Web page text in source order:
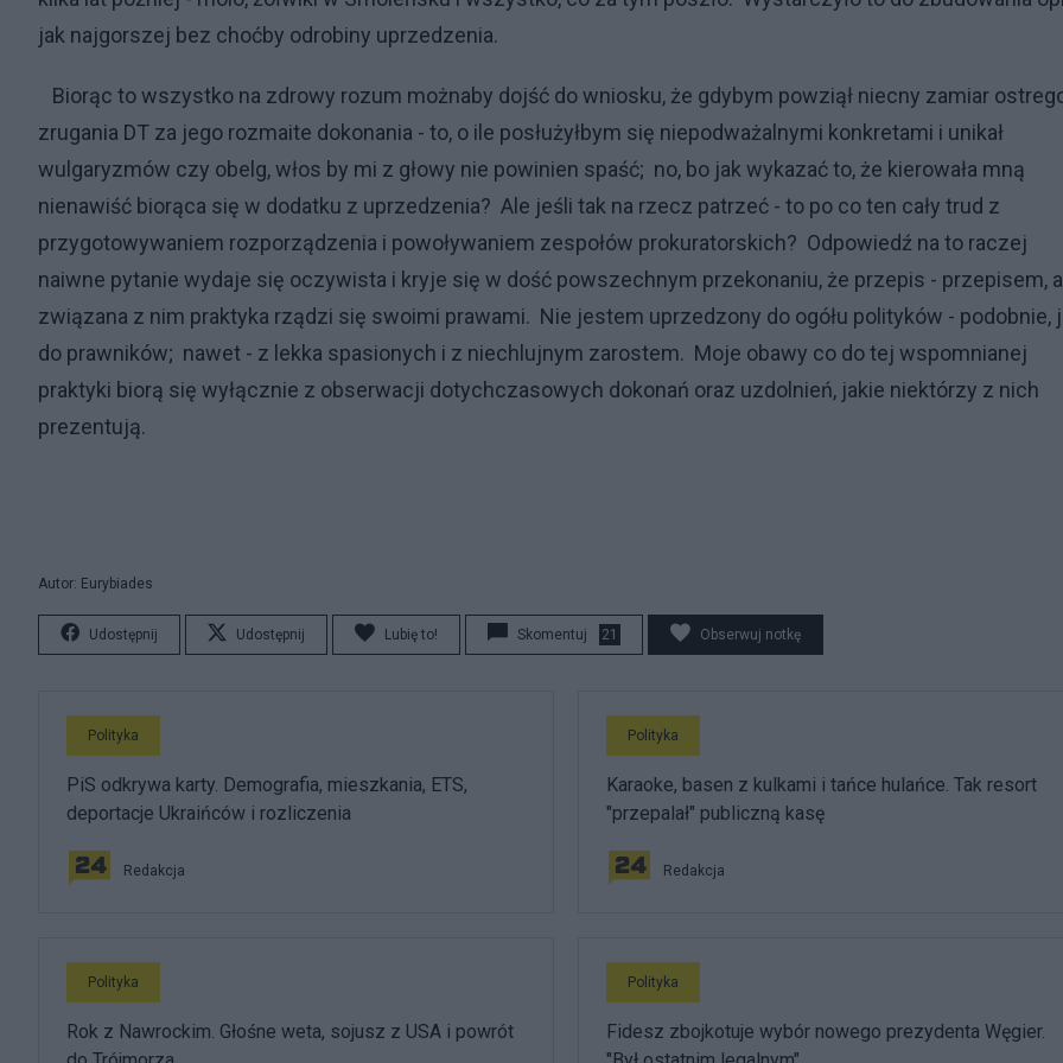
jak najgorszej bez choćby odrobiny uprzedzenia.
Biorąc to wszystko na zdrowy rozum możnaby dojść do wniosku, że gdybym powziął niecny zamiar
zrugania DT za jego rozmaite dokonania - to, o ile posłużyłbym się niepodważalnymi konkretami i unikał
wulgaryzmów czy obelg, włos by mi z głowy nie powinien spaść; no, bo jak wykazać to, że kierowała mną
nienawiść biorąca się w dodatku z uprzedzenia? Ale jeśli tak na rzecz patrzeć - to po co ten cały trud z
przygotowywaniem rozporządzenia i powoływaniem zespołów prokuratorskich? Odpowiedź na to raczej
naiwne pytanie wydaje się oczywista i kryje się w dość powszechnym przekonaniu, że przepis - przepisem, a
związana z nim praktyka rządzi się swoimi prawami. Nie jestem uprzedzony do ogółu polityków - podobnie,
do prawników; nawet - z lekka spasionych i z niechlujnym zarostem. Moje obawy co do tej wspomnianej
praktyki biorą się wyłącznie z obserwacji dotychczasowych dokonań oraz uzdolnień, jakie niektórzy z nich
prezentują.
Autor: Eurybiades
Udostępnij Udostępnij Lubię to! Skomentuj 21 Obserwuj notkę
Polityka
PiS odkrywa karty. Demografia, mieszkania, ETS,
deportacje Ukraińców i rozliczenia
Redakcja
Polityka
Karaoke, basen z kulkami i tańce hulańce. Tak resort
"przepalał" publiczną kasę
Redakcja
Polityka
Rok z Nawrockim. Głośne weta, sojusz z USA i powrót
Polityka
Fidesz zbojkotuje wybór nowego prezydenta Węgier.